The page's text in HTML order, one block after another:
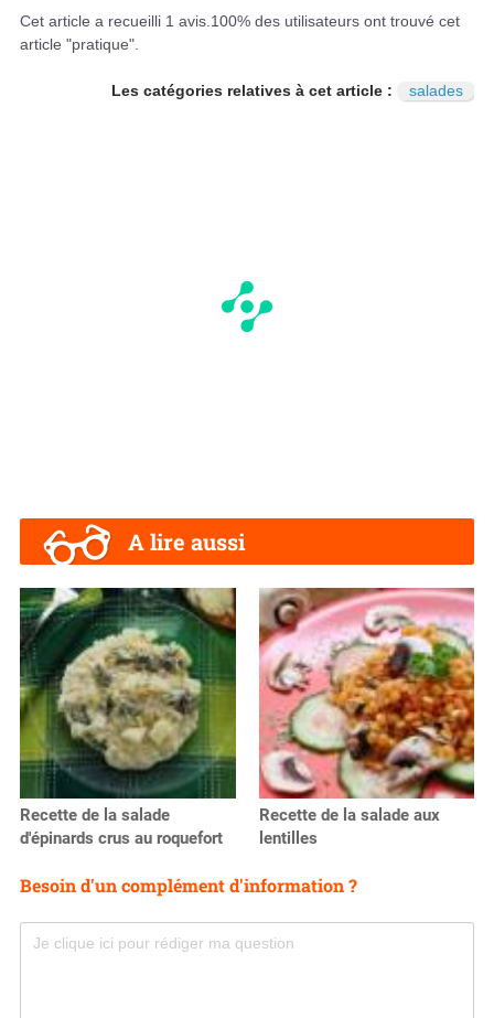
N
Cet article a recueilli 1 avis. 100% des utilisateurs ont trouvé cet
article "pratique".
Les catégories relatives à cet article : salades
A lire aussi
Recette de la salade
d'épinards crus au roquefort
Recette de la salade aux
lentilles
Besoin d'un complément d'information ?